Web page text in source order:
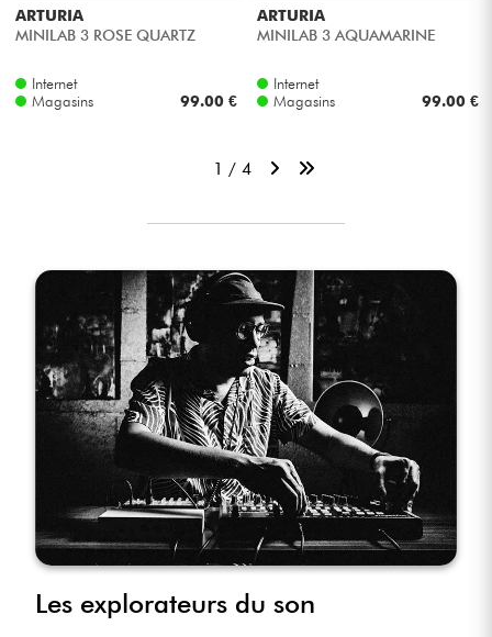
ARTURIA
MINILAB 3 ROSE QUARTZ
Internet
Magasins
99.00 €
ARTURIA
MINILAB 3 AQUAMARINE
Internet
Magasins
99.00 €
1 / 4
Les explorateurs du son